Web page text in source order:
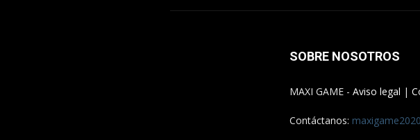
SOBRE NOSOTROS
MAXI GAME - Aviso legal |
Contáctanos: